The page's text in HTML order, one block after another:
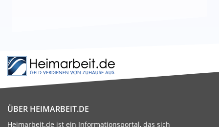
ÜBER HEIMARBEIT.DE
Heimarbeit.de ist ein Informationsportal, das sich